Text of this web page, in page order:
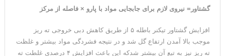
گشتاور= نیروی لازم برای جابجایی مواد با پارو × فاصله از مرکز
افزایش گشتاور تیکنر باطله ۵ از طریق کاهش دبی خروجی ته ریز
موجب بالا آمدن ارتفاع گل شد و در نتیجه فشردگی مواد بیشتر و غلظت
ته ریز نیز به تبع آن بیشتر شدکه این باعث افزایش ۴ درصدی غلطت ته